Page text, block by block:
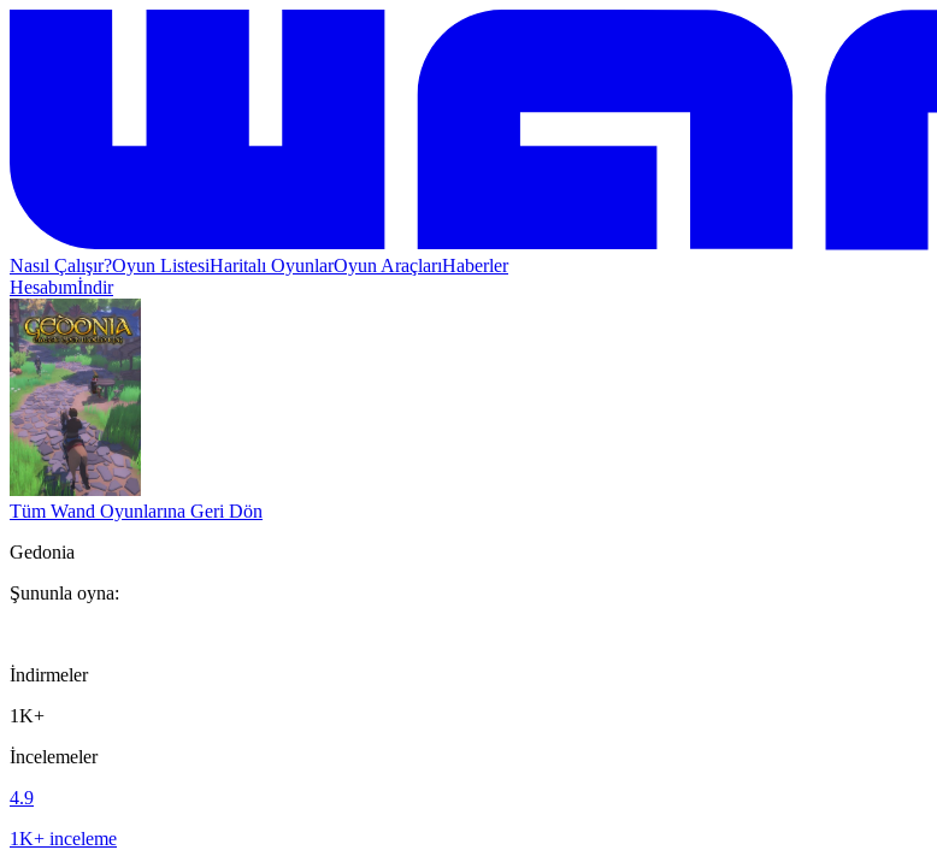
Nasıl Çalışır?Oyun ListesiHaritalı OyunlarOyun AraçlarıHaberler
Hesabımİndir
Tüm Wand Oyunlarına Geri Dön
Gedonia
Şununla oyna:
İndirmeler
1K+
İncelemeler
4.9
1K+ inceleme